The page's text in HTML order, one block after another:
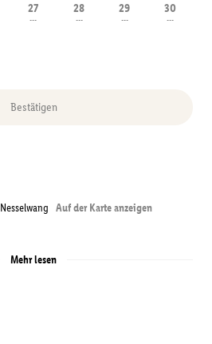
27
---
28
---
29
---
30
---
Bestätigen
Nesselwang Auf der Karte anzeigen
Mehr lesen